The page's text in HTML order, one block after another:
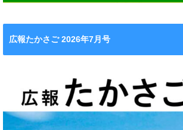
広報たかさご 2026年7月号